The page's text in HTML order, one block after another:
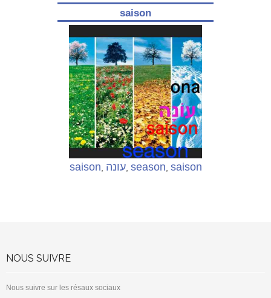
saison
saison עונה, season saison
NOUS SUIVRE
Nous suivre sur les résaux sociaux